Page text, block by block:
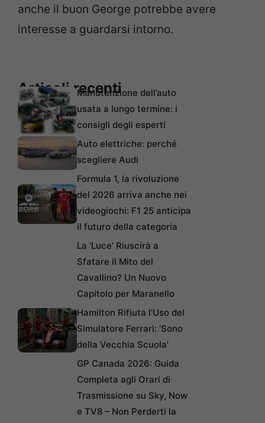
anche il buon George potrebbe avere
interesse a guardarsi intorno.
Articoli recentiManutenzione dell’auto
usata a lungo termine: i
consigli degli esperti
Auto elettriche: perché
scegliere Audi
Formula 1, la rivoluzione
del 2026 arriva anche nei
videogiochi: F1 25 anticipa
il futuro della categoria
La ‘Luce’ Riuscirà a
Sfatare il Mito del
Cavallino? Un Nuovo
Capitolo per Maranello
Hamilton Rifiuta l’Uso del
Simulatore Ferrari: ‘Sono
della Vecchia Scuola’
GP Canada 2026: Guida
Completa agli Orari di
Trasmissione su Sky, Now
e TV8 – Non Perderti la